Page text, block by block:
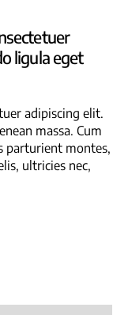
ligula eget
adipiscing elit.
massa. Cum
parturient montes,
ultricies nec,